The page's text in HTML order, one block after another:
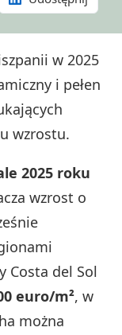
w 2025
i pełen
wzrostu.
2025 roku
wzrost o
Costa del Sol
euro/m², w
można